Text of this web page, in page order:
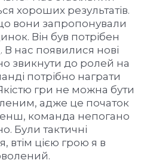
хороших результатів.
вони запропонували
Він був потрібен
нас появилися нові
звикнути до ролей на
потрібно награти
Якістю гри не можна бути
адже це початок
команда непогано
Були тактичні
втім цією грою я в